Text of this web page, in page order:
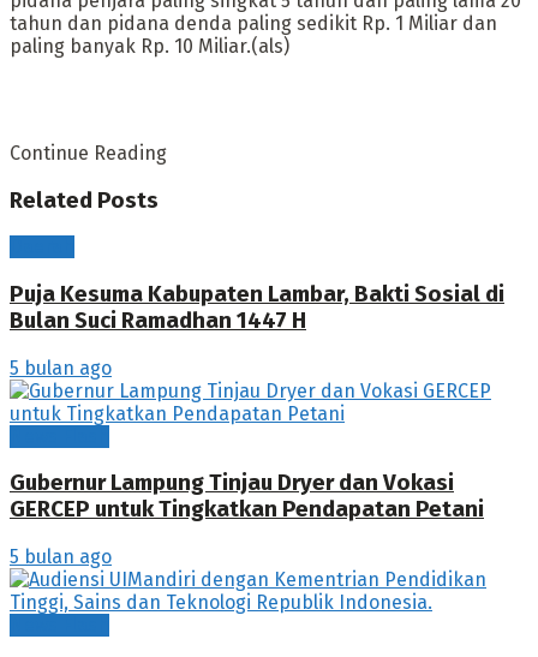
tahun dan pidana denda paling sedikit Rp. 1 Miliar dan
paling banyak Rp. 10 Miliar.(als)
Continue Reading
Related Posts
Puja Kesuma Kabupaten Lambar, Bakti Sosial di
Bulan Suci Ramadhan 1447 H
5 bulan ago
Gubernur Lampung Tinjau Dryer dan Vokasi
GERCEP untuk Tingkatkan Pendapatan Petani
5 bulan ago